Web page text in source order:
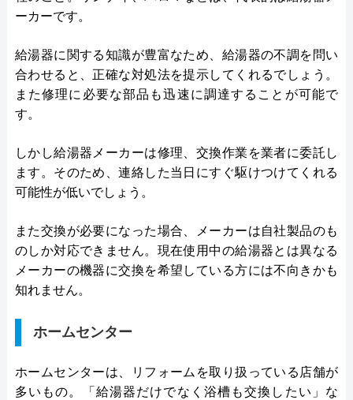
ーカーです。
給湯器に関する知識が豊富なため、給湯器の不調を問い
合わせると、正確な対処法を提示してくれるでしょう。
また修理に必要な部品も迅速に調達することが可能で
す。
しかし給湯器メーカーは修理、交換作業を業者に委託し
ます。そのため、連絡した当日にすぐ駆けつけてくれる
可能性が低いでしょう。
また交換が必要になった場合、メーカーは自社製品のも
のしか対応できません。現在使用中の給湯器とは異なる
メーカーの機器に交換を希望している方には不向きかも
知れません。
ホームセンター
ホームセンターは、リフォームを取り扱っている店舗が
多いもの。「給湯器だけでなく浴槽も交換したい」な